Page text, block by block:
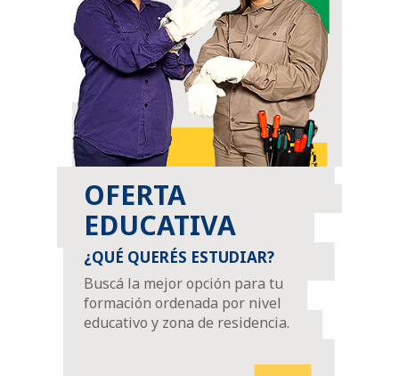
OFERTA
EDUCATIVA
¿QUÉ QUERÉS ESTUDIAR?
Buscá la mejor opción para tu
formación ordenada por nivel
educativo y zona de residencia.